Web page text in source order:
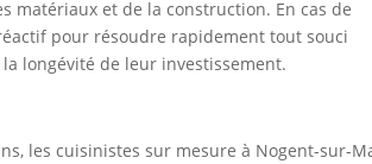
matériaux et de la construction. En cas de
pour résoudre rapidement tout souci
longévité de leur investissement.
les cuisinistes sur mesure à Nogent-sur-